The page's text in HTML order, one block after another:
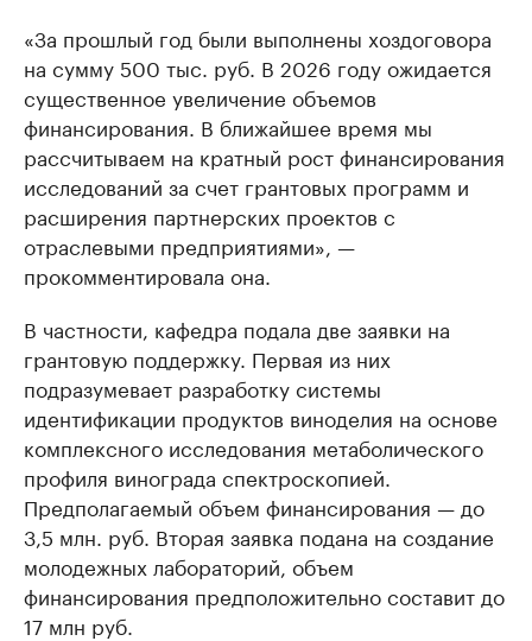
«За прошлый год были выполнены хоздоговора
на сумму 500 тыс. руб. В 2026 году ожидается
существенное увеличение объемов
финансирования. В ближайшее время мы
рассчитываем на кратный рост финансирования
исследований за счет грантовых программ и
расширения партнерских проектов с
отраслевыми предприятиями», —
прокомментировала она.
В частности, кафедра подала две заявки на
грантовую поддержку. Первая из них
подразумевает разработку системы
идентификации продуктов виноделия на основе
комплексного исследования метаболического
профиля винограда спектроскопией.
Предполагаемый объем финансирования — до
3,5 млн. руб. Вторая заявка подана на создание
молодежных лабораторий, объем
финансирования предположительно составит до
17 млн руб.